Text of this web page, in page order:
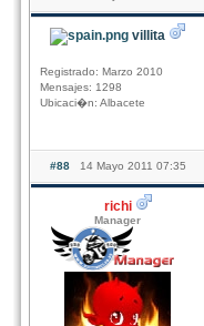
villita
Registrado: Marzo 2010
Mensajes: 1298
Ubicaci�n: Albacete
#88 14 Mayo 2011 07:35
richi
Manager